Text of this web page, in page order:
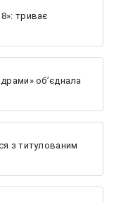
триває
об’єднала
з титулованим